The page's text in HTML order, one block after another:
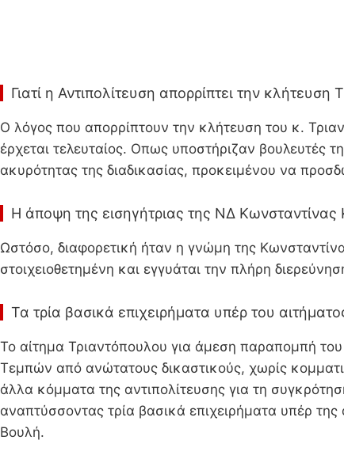
Γιατί η Αντιπολίτευση απορρίπτει την κλήτευση
Ο λόγος που απορρίπτουν την κλήτευση του κ.
έρχεται τελευταίος. Οπως υποστήριζαν βουλευτές
ακυρότητας της διαδικασίας, προκειμένου να
Η άποψη της εισηγήτριας της ΝΔ
Ωστόσο, διαφορετική ήταν η γνώμη της
στοιχειοθετημένη και εγγυάται την πλήρη
Τα τρία βασικά επιχειρήματα υπέρ του
Το αίτημα Τριαντόπουλου για άμεση παραπομπή
Τεμπών από ανώτατους δικαστικούς, χωρίς
άλλα κόμματα της αντιπολίτευσης για τη
αναπτύσσοντας τρία βασικά επιχειρήματα υπέρ
Βουλή.